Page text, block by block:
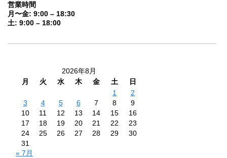
営業時間
月〜金: 9:00 – 18:30
土: 9:00 – 18:00
2026年8月
月
火 水 木 金 土
日
1
2
3
4 5 6 7 8
9
10
11 12 13 14 15
16
17
18 19 20 21 22
23
24
25 26 27 28 29
30
31
« 7月